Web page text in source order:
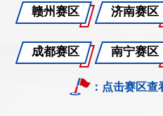
赣州赛区 济南赛区
成都赛区 南宁赛区
：点击赛区查